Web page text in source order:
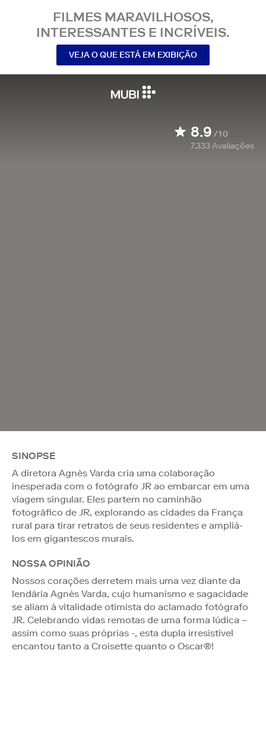
FILMES MARAVILHOSOS,
INTERESSANTES E INCRÍVEIS.
VEJA O QUE ESTÁ EM EXIBIÇÃO
8.9/10
7.333Avaliações
SINOPSE
A diretora Agnès Varda cria uma colaboração
inesperada com o fotógrafo JR ao embarcar em uma
viagem singular. Eles partem no caminhão
fotográfico de JR, explorando as cidades da França
rural para tirar retratos de seus residentes e ampliá-
los em gigantescos murais.
NOSSA OPINIÃO
Nossos corações derretem mais uma vez diante da
lendária Agnès Varda, cujo humanismo e sagacidade
se aliam à vitalidade otimista do aclamado fotógrafo
JR. Celebrando vidas remotas de uma forma lúdica –
assim como suas próprias -, esta dupla irresistível
encantou tanto a Croisette quanto o Oscar®!